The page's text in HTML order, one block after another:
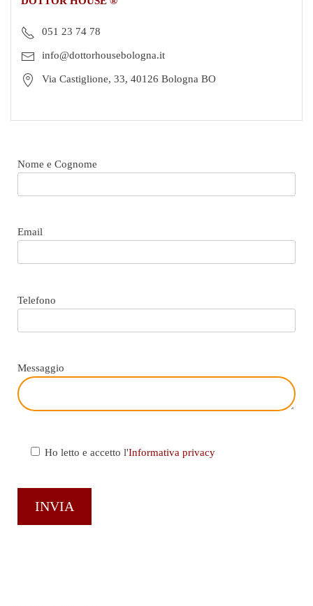
051 23 74 78
info@dottorhousebologna.it
Via Castiglione, 33, 40126 Bologna BO
Nome e Cognome
Email
Telefono
Messaggio
Ho letto e accetto l'Informativa privacy